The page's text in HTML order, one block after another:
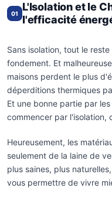
01
L'Isolation et le
l'efficacité
Sans isolation, tout le
fondement. Et
maisons perdent le plus
déperditions thermiques
Et une bonne partie par
commencer par l'isolation,
Heureusement, les
seulement de la laine de
plus saines, plus
vous permettre de vivre